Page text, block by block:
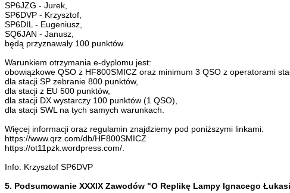
SP6JZG - Jurek,
SP6DVP - Krzysztof,
SP6DIL - Eugeniusz,
SQ6JAN - Janusz,
będą przyznawały 100 punktów.
Warunkiem otrzymania e-dyplomu jest:
obowiązkowe QSO z HF800SMICZ oraz minimum 3 QSO z operatorami
dla stacji SP zebranie 800 punktów,
dla stacji z EU 500 punktów,
dla stacji DX wystarczy 100 punktów (1 QSO),
dla stacji SWL na tych samych warunkach.
Więcej informacji oraz regulamin znajdziemy pod poniższymi linkami:
https://www.qrz.com/db/HF800SMICZ
https://ot11pzk.wordpress.com/.
Info. Krzysztof SP6DVP
5. Podsumowanie XXXIX Zawodów "O Replikę Lampy Ignacego